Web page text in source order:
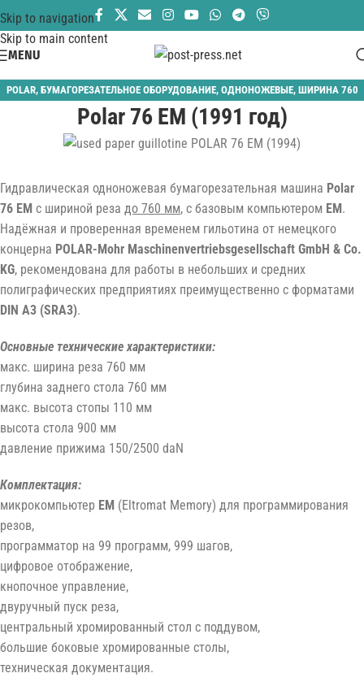
Skip to navigation
Skip to main content
MENU
POLAR, БУМАГОРЕЗАТЕЛЬНОЕ ОБОРУДОВАНИЕ, ОДНОНОЖЕВЫЕ, ШИРИНА 760
ММ
Polar 76 EM (1991 год)
Гидравлическая одноножевая бумагорезательная машина Polar
76 EM с шириной реза до 760 мм, с базовым компьютером EM.
Надёжная и проверенная временем гильотина от немецкого
концерна POLAR-Mohr Maschinenvertriebsgesellschaft GmbH & Co.
KG, рекомендована для работы в небольших и средних
полиграфических предприятиях преимущественно с форматами
DIN A3 (SRA3).
Основные технические характеристики:
макс. ширина реза 760 мм
глубина заднего стола 760 мм
макс. высота стопы 110 мм
высота стола 900 мм
давление прижима 150/2500 daN
Комплектация:
микрокомпьютер EM (Eltromat Memory) для программирования
резов,
программатор на 99 программ, 999 шагов,
цифровое отображение,
кнопочное управление,
двуручный пуск реза,
центральный хромированный стол с поддувом,
большие боковые хромированные столы,
техническая документация.